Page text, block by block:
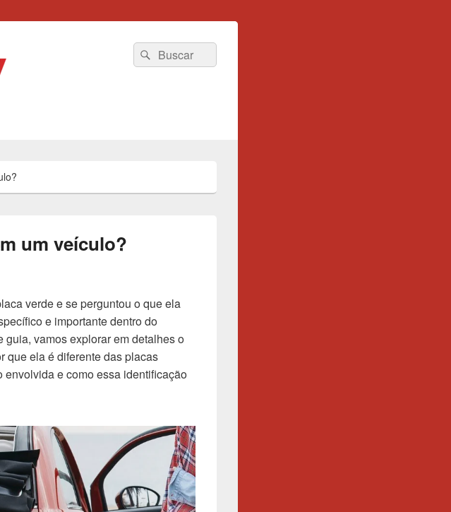
Search
for:
Pesquisar
um veículo?
verde e se perguntou o que ela
e importante dentro do
vamos explorar em detalhes o
que ela é diferente das placas
e como essa identificação